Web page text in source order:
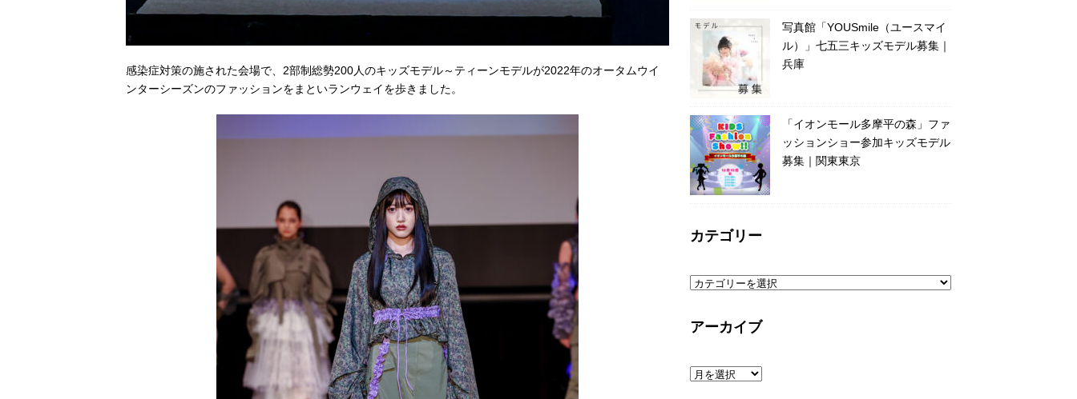
感染症対策の施された会場で、2部制総勢200人のキッズモデル～ティーンモデルが2022年のオータムウイ
ンターシーズンのファッションをまといランウェイを歩きました。
写真館「YOUSmile（ユースマイ
ル）」七五三キッズモデル募集｜
兵庫
「イオンモール多摩平の森」ファ
ッションショー参加キッズモデル
募集｜関東東京
カテゴリー
アーカイブ